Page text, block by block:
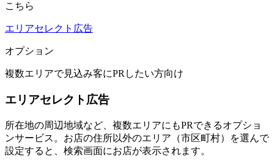
こちら
エリアセレクト広告
オプション
複数エリアで見込み客にPRしたい方向け
エリアセレクト広告
所在地の周辺地域など、複数エリアにもPRできるオプショ
ンサービス。お店の住所以外のエリア（市区町村）を選んで
設定すると、検索画面にお店が表示されます。